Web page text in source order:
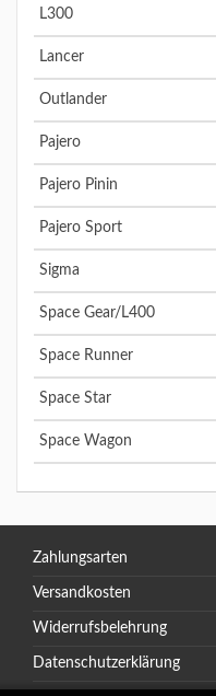
L300
Lancer
Outlander
Pajero
Pajero Pinin
Pajero Sport
Sigma
Space Gear/L400
Space Runner
Space Star
Space Wagon
Zahlungsarten
Versandkosten
Widerrufsbelehrung
Datenschutzerklärung